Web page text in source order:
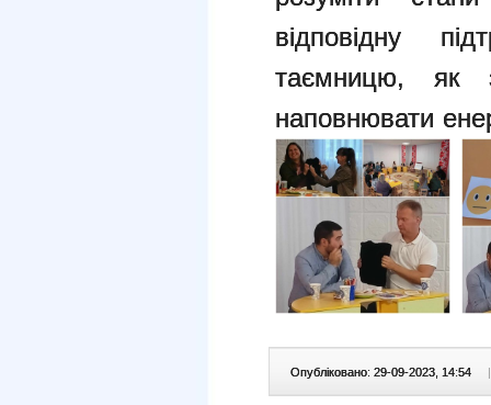
відповідну
таємницю, як
наповнювати
Опубліковано: 29-09-2023, 14:54 |